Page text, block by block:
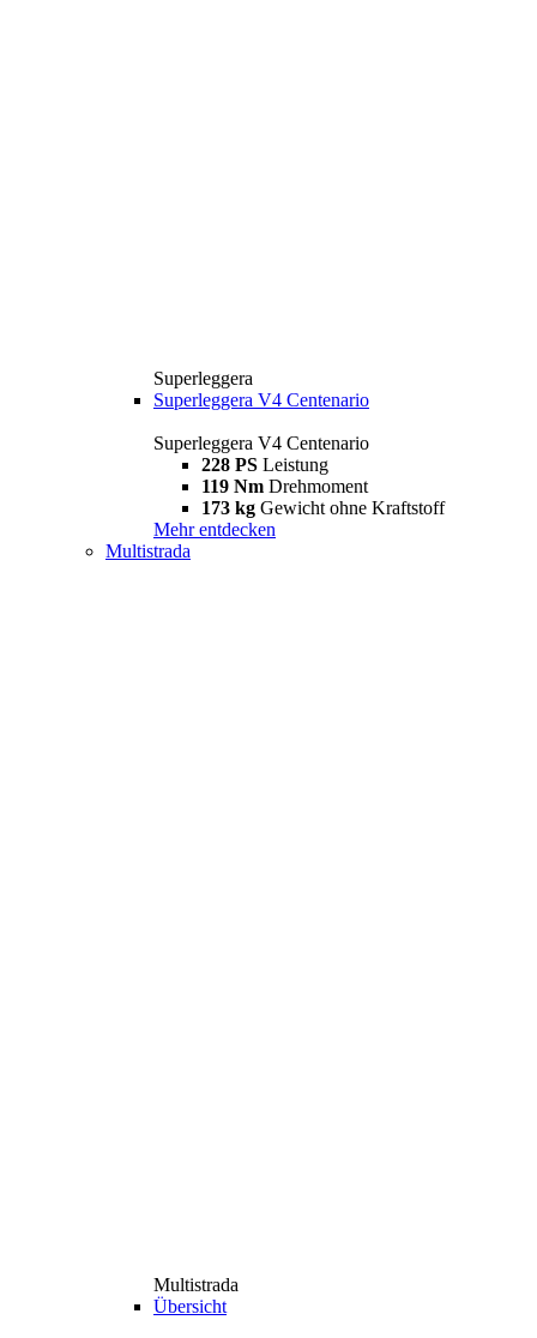
Superleggera
Superleggera V4 Centenario
Superleggera V4 Centenario
228 PS Leistung
119 Nm Drehmoment
173 kg Gewicht ohne Kraftstoff
Mehr entdecken
Multistrada
Multistrada
Übersicht